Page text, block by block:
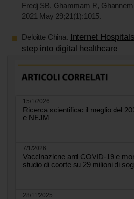
Fredj SB, Ghammam R,
2021 May 29;21(1):1015.
Deloitte China.
Internet
step into digital healthcare
15/1/2026
Ricerca scientifica: il meglio del
e NEJM
7/1/2026
Vaccinazione anti COVID-19 e
studio di coorte su 29 milioni di
28/11/2025